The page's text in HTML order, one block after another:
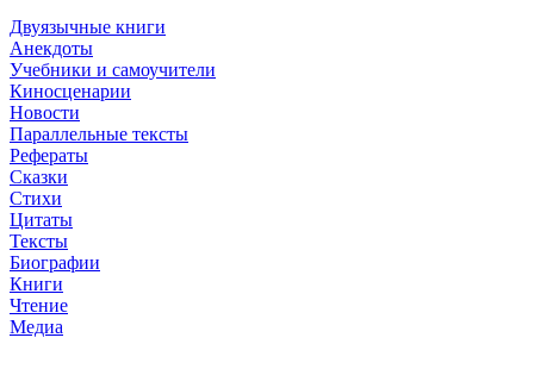
Двуязычные книги
Анекдоты
Учебники и самоучители
Киносценарии
Новости
Параллельные тексты
Рефераты
Сказки
Стихи
Цитаты
Тексты
Биографии
Книги
Чтение
Медиа